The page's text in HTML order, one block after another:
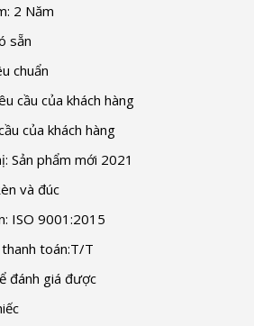
2 Năm
sẵn
chuẩn
cầu của khách hàng
của khách hàng
Sản phẩm mới 2021
và đúc
ISO 9001:2015
toán:T/T
đánh giá được